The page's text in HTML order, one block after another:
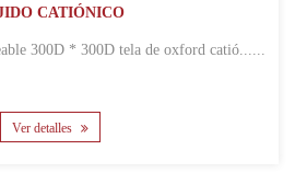
CATIÓNICO
300D * 300D tela de oxford catió......
Ver detalles